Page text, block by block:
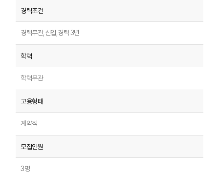
경력무관,신입,경력 3년
학력무관
계약직
3명